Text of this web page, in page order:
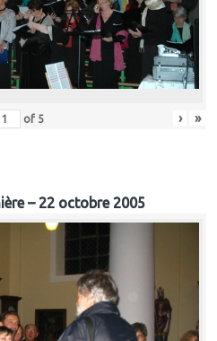
of 5 › »
– 22 octobre 2005